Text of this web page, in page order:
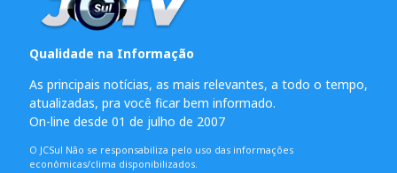
Qualidade na Informação
As principais notícias, as mais relevantes, a todo o tempo,
atualizadas, pra você ficar bem informado.
On-line desde 01 de julho de 2007
O JCSul Não se responsabiliza pelo uso das informações
econômicas/clima disponibilizados.